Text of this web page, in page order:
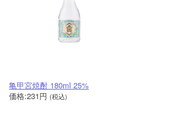
亀甲宮焼酎 180ml 25%
価格:231円 (税込)